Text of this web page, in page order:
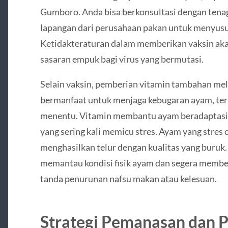
Gumboro. Anda bisa berkonsultasi dengan
lapangan dari perusahaan pakan untuk
Ketidakteraturan dalam memberikan vaksin
sasaran empuk bagi virus yang bermutasi.
Selain vaksin, pemberian vitamin tambahan
bermanfaat untuk menjaga kebugaran ayam,
menentu. Vitamin membantu ayam
yang sering kali memicu stres. Ayam yang
menghasilkan telur dengan kualitas yang
memantau kondisi fisik ayam dan segera
tanda penurunan nafsu makan atau kelesuan.
Strategi Pemanasan dan